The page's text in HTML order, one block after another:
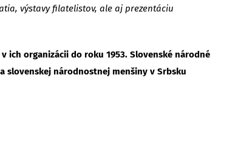
výstavy filatelistov, ale aj prezentáciu
ich organizácii do roku 1953. Slovenské národné
slovenskej národnostnej menšiny v Srbsku